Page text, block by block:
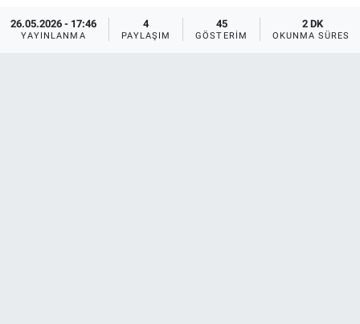
26.05.2026 - 17:46
YAYINLANMA
4
PAYLAŞIM
45
GÖSTERIM
2 DK
OKUNMA SÜRESI